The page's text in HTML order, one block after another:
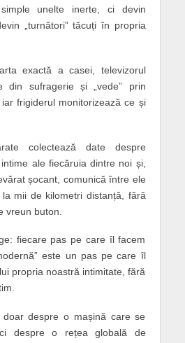
unelte inerte, ci devin
„turnători” tăcuți în propria
exactă a casei, televizorul
din sufragerie și „vede” prin
frigiderul monitorizează ce și
colectează date despre
ale fiecăruia dintre noi și,
șocant, comunică între ele
mii de kilometri distanță, fără
vreun buton.
fiecare pas pe care îl facem
este un pas pe care îl
propria noastră intimitate, fără
despre o mașină care se
despre o rețea globală de